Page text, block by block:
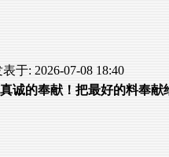
表于: 2026-07-08 18:40
诚的奉献！把最好的料奉献